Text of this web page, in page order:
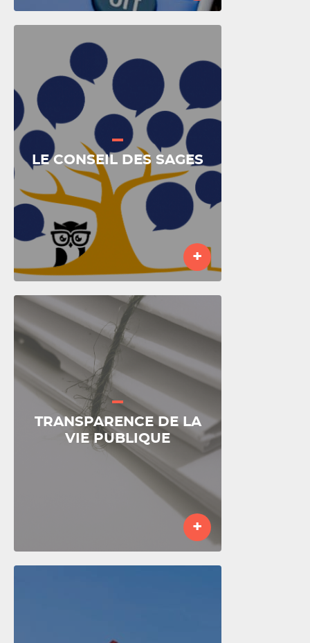
LE CONSEIL DES SAGES
+
TRANSPARENCE DE LA
VIE PUBLIQUE
+